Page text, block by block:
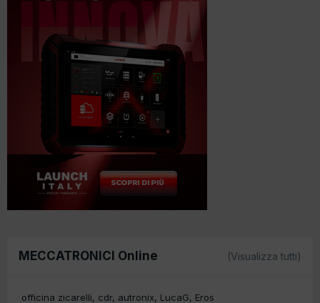
MECCATRONICI Online (Visualizza tutti)
officina zicarelli cdr autronix LucaG Eros